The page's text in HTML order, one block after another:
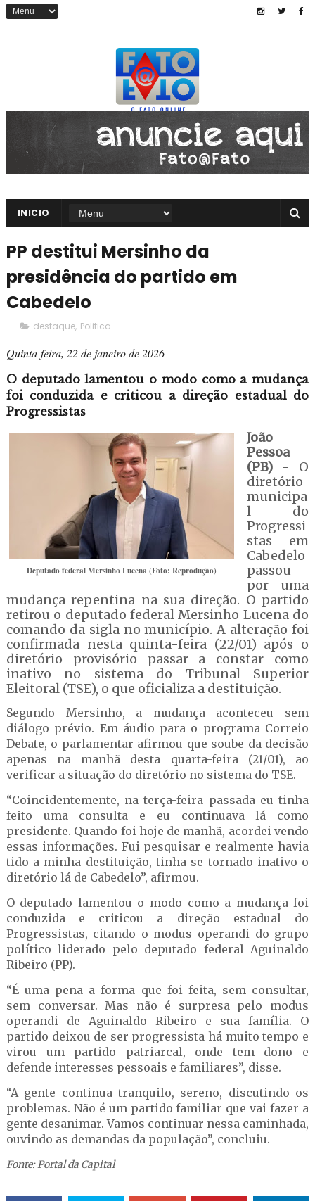
INICIO
PP destitui Mersinho da
presidência do partido em
Cabedelo
destaque, Politica
Quinta-feira, 22 de janeiro de 2026
O deputado lamentou o modo como a mudança
foi conduzida e criticou a direção estadual do
Progressistas
Deputado federal Mersinho Lucena (Foto: Reprodução)
João
Pessoa
(PB)- O
diretório
municipa
l do
Progressi
stas em
Cabedelo
passou
por uma
mudança repentina na sua direção. O partido
retirou o deputado federal Mersinho Lucena do
comando da sigla no município. A alteração foi
confirmada nesta quinta-feira (22/01) após o
diretório provisório passar a constar como
inativo no sistema do Tribunal Superior
Eleitoral (TSE), o que oficializa a destituição.
Segundo Mersinho, a mudança aconteceu sem
diálogo prévio. Em áudio para o programa Correio
Debate, o parlamentar afirmou que soube da decisão
apenas na manhã desta quarta-feira (21/01), ao
verificar a situação do diretório no sistema do TSE.
“Coincidentemente, na terça-feira passada eu tinha
feito uma consulta e eu continuava lá como
presidente. Quando foi hoje de manhã, acordei vendo
essas informações. Fui pesquisar e realmente havia
tido a minha destituição, tinha se tornado inativo o
diretório lá de Cabedelo”, afirmou.
O deputado lamentou o modo como a mudança foi
conduzida e criticou a direção estadual do
Progressistas, citando o modus operandi do grupo
político liderado pelo deputado federal Aguinaldo
Ribeiro (PP).
“É uma pena a forma que foi feita, sem consultar,
sem conversar. Mas não é surpresa pelo modus
operandi de Aguinaldo Ribeiro e sua família. O
partido deixou de ser progressista há muito tempo e
virou um partido patriarcal, onde tem dono e
defende interesses pessoais e familiares”, disse.
“A gente continua tranquilo, sereno, discutindo os
problemas. Não é um partido familiar que vai fazer a
gente desanimar. Vamos continuar nessa caminhada,
ouvindo as demandas da população”, concluiu.
Fonte: Portal da Capital